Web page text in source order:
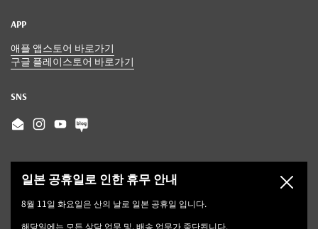
APP
애플 앱스토어 바로가기
구글 플레이스토어 바로가기
SNS
EmailInstagram
YouTube
일본 공휴일로 인한 휴무 안내
8월 11일 화요일은 산의 날로 일본 공휴일 입니다.
해당일에는 모든 상담 업무 및, 배송 업무가 중단됩니다.
닫기